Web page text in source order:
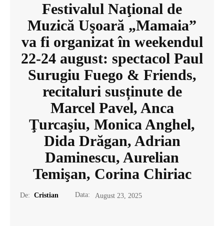
Festivalul Naţional de
Muzică Uşoară „Mamaia”
va fi organizat în weekendul
22-24 august: spectacol Paul
Surugiu Fuego & Friends,
recitaluri susținute de
Marcel Pavel, Anca
Ţurcaşiu, Monica Anghel,
Dida Drăgan, Adrian
Daminescu, Aurelian
Temişan, Corina Chiriac
De: Cristian Data: August 23, 2025